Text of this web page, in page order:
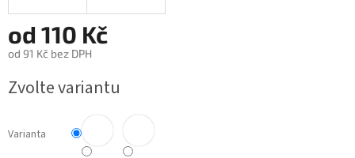
od 110 Kč
od 91 Kč bez DPH
cena:
Zvolte variantu
Varianta